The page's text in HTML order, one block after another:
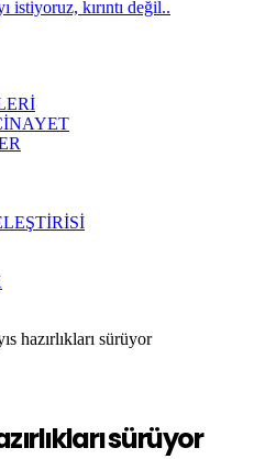
hazırlıkları sürüyor
sürüyor